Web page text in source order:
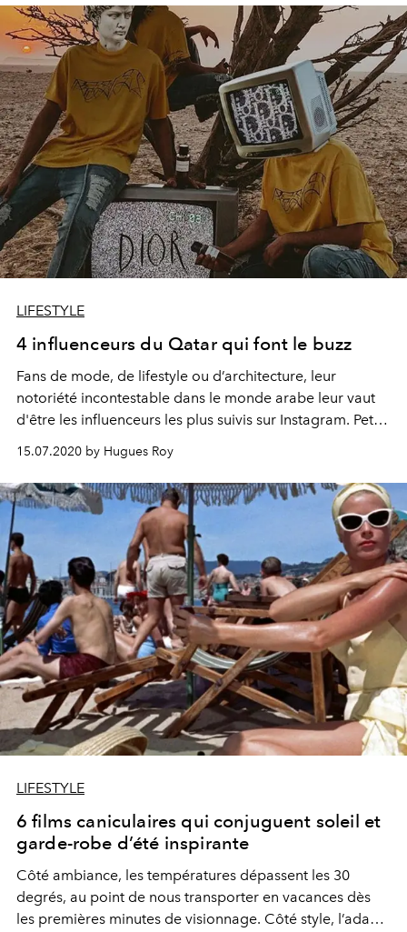
LIFESTYLE
4 influenceurs du Qatar qui font le buzz
Fans de mode, de lifestyle ou d’architecture, leur
notoriété incontestable dans le monde arabe leur vaut
d'être les influenceurs les plus suivis sur Instagram. Petit
tour d’horizon de ces leaders d’opinion qataris qui
déploient aujourd’hui leur influence bien au-delà des
pays du Golfe.
15.07.2020 by Hugues Roy
LIFESTYLE
6 films caniculaires qui conjuguent soleil et
garde-robe d’été inspirante
Côté ambiance, les températures dépassent les 30
degrés, au point de nous transporter en vacances dès
les premières minutes de visionnage. Côté style, l’adage